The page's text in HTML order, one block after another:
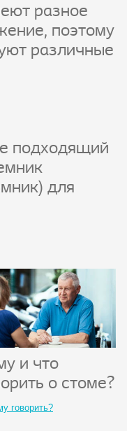
разное
поэтому
различные
подходящий
для
и что
о стоме?
говорить?